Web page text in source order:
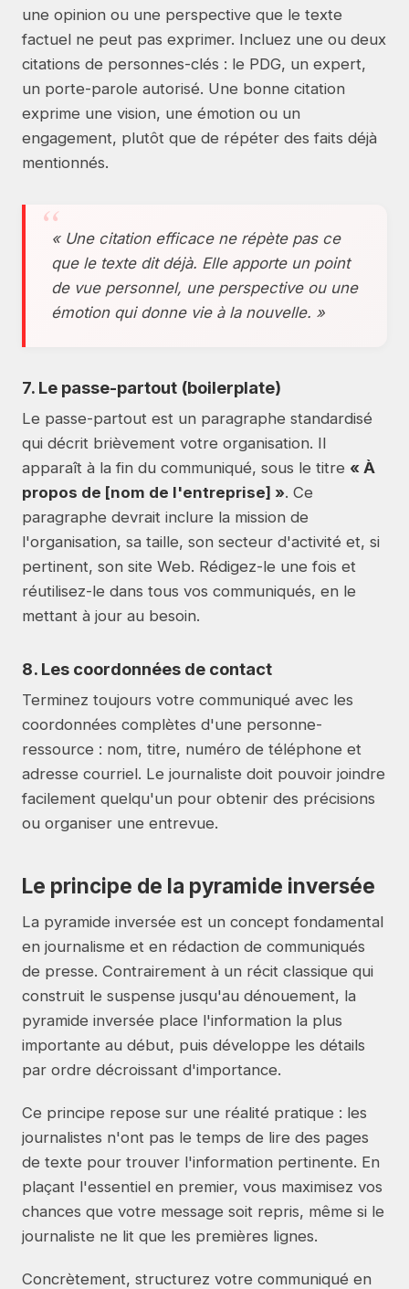
une opinion ou une perspective que le texte
factuel ne peut pas exprimer. Incluez une ou deux
citations de personnes-clés : le PDG, un expert,
un porte-parole autorisé. Une bonne citation
exprime une vision, une émotion ou un
engagement, plutôt que de répéter des faits déjà
mentionnés.
« Une citation efficace ne répète pas ce
que le texte dit déjà. Elle apporte un point
de vue personnel, une perspective ou une
émotion qui donne vie à la nouvelle. »
7. Le passe-partout (boilerplate)
Le passe-partout est un paragraphe standardisé
qui décrit brièvement votre organisation. Il
apparaît à la fin du communiqué, sous le titre « À
propos de [nom de l'entreprise] ». Ce
paragraphe devrait inclure la mission de
l'organisation, sa taille, son secteur d'activité et, si
pertinent, son site Web. Rédigez-le une fois et
réutilisez-le dans tous vos communiqués, en le
mettant à jour au besoin.
8. Les coordonnées de contact
Terminez toujours votre communiqué avec les
coordonnées complètes d'une personne-
ressource : nom, titre, numéro de téléphone et
adresse courriel. Le journaliste doit pouvoir joindre
facilement quelqu'un pour obtenir des précisions
ou organiser une entrevue.
Le principe de la pyramide inversée
La pyramide inversée est un concept fondamental
en journalisme et en rédaction de communiqués
de presse. Contrairement à un récit classique qui
construit le suspense jusqu'au dénouement, la
pyramide inversée place l'information la plus
importante au début, puis développe les détails
par ordre décroissant d'importance.
Ce principe repose sur une réalité pratique : les
journalistes n'ont pas le temps de lire des pages
de texte pour trouver l'information pertinente. En
plaçant l'essentiel en premier, vous maximisez vos
chances que votre message soit repris, même si le
journaliste ne lit que les premières lignes.
Concrètement, structurez votre communiqué en